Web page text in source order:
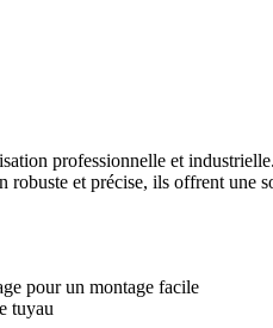
professionnelle et
et précise, ils offrent une
pour un montage facile
tuyau